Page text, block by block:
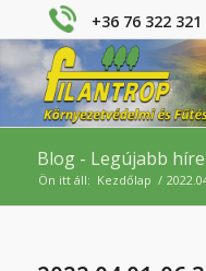
+36 76 322 321
Blog - Legújabb
Ön itt áll: Kezdőlap /